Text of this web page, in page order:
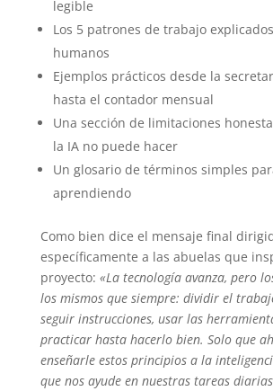
legible
Los 5 patrones de trabajo
humanos
Ejemplos prácticos desde la
hasta el contador mensual
Una sección de limitaciones
la IA no puede hacer
Un glosario de términos simples
aprendiendo
Como bien dice el mensaje final
específicamente a las abuelas que
proyecto: «La tecnología avanza, pero
los mismos que siempre: dividir el
seguir instrucciones, usar las
practicar hasta hacerlo bien. Solo que
enseñarle estos principios a la
que nos ayude en nuestras tareas